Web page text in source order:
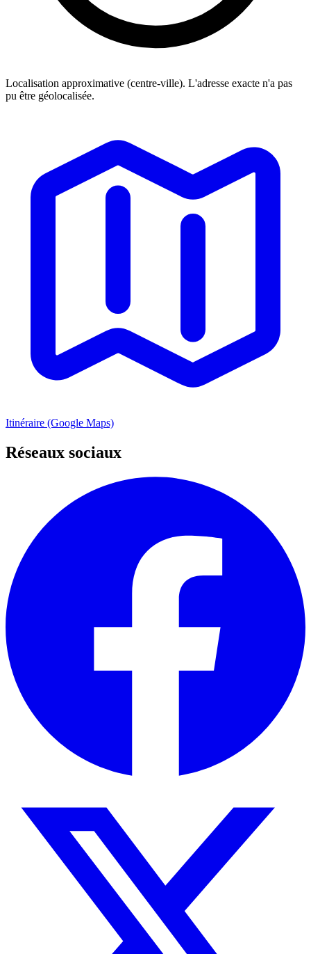
Localisation approximative (centre-ville). L'adresse exacte n'a pas
pu être géolocalisée.
Itinéraire (Google Maps)
Réseaux sociaux